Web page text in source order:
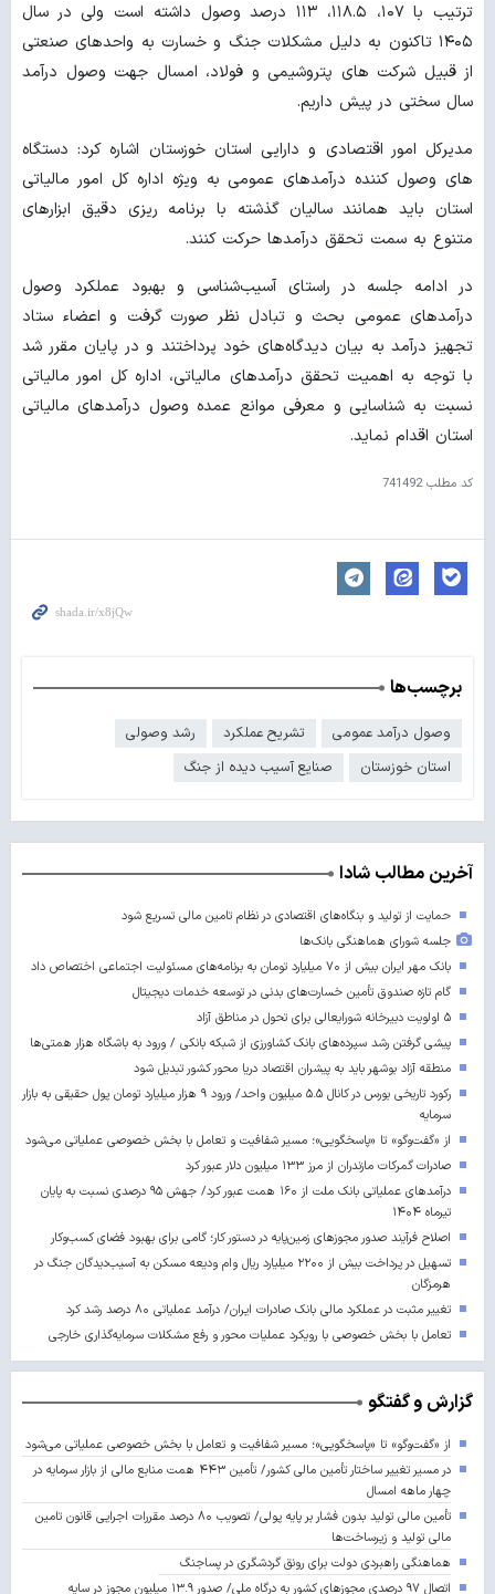
ترتیب با ۱۰۷، ۱۱۸.۵، ۱۱۳ درصد وصول داشته است ولی در سال
۱۴۰۵ تاکنون به دلیل مشکلات جنگ و خسارت به واحدهای صنعتی
از قبیل شرکت های پتروشیمی و فولاد، امسال جهت وصول درآمد
سال سختی در پیش داریم.
مدیرکل امور اقتصادی و دارایی استان خوزستان اشاره کرد: دستگاه
های وصول کننده درآمدهای عمومی به ویژه اداره کل امور مالیاتی
استان باید همانند سالیان گذشته با برنامه ریزی دقیق ابزارهای
متنوع به سمت تحقق درآمدها حرکت کنند.
در ادامه جلسه در راستای آسیب‌شناسی و بهبود عملکرد وصول
درآمدهای عمومی بحث و تبادل نظر صورت گرفت و اعضاء ستاد
تجهیز درآمد به بیان دیدگاه‌های خود پرداختند و در پایان مقرر شد
با توجه به اهمیت تحقق درآمدهای مالیاتی، اداره کل امور مالیاتی
نسبت به شناسایی و معرفی موانع عمده وصول درآمدهای مالیاتی
استان اقدام نماید.
کد مطلب741492
برچسب‌ها
وصول درآمد عمومی تشریح عملکرد
رشد وصولی
استان خوزستان
صنایع آسیب دیده از جنگ
آخرین مطالب شادا
حمایت از تولید و بنگاه‌های اقتصادی در نظام تامین مالی تسریع شود
جلسه شورای هماهنگی بانک‌ها
بانک مهر ایران بیش از ۷۰ میلیارد تومان به برنامه‌های مسئولیت اجتماعی اختصاص داد
گام تازه صندوق تأمین خسارت‌های بدنی در توسعه خدمات دیجیتال
۵ اولویت دبیرخانه شورایعالی برای تحول در مناطق آزاد
پیشی گرفتن رشد سپرده‌های بانک کشاورزی از شبکه بانکی / ورود به باشگاه هزار همتی‌ها
منطقه آزاد بوشهر باید به پیشران اقتصاد دریا محور کشور تبدیل شود
رکورد تاریخی بورس در کانال ۵.۵ میلیون واحد/ ورود ۹ هزار میلیارد تومان پول حقیقی به بازار
سرمایه
از «گفت‌وگو» تا «پاسخگویی»؛ مسیر شفافیت و تعامل با بخش خصوصی عملیاتی می‌شود
صادرات گمرکات مازندران از مرز ۱۳۳ میلیون دلار عبور کرد
درآمدهای عملیاتی بانک ملت از ۱۶۰ همت عبور کرد/ جهش ۹۵ درصدی نسبت به پایان
تیرماه ۱۴۰۴
اصلاح فرآیند صدور مجوزهای زمین‌پایه در دستور کار؛ گامی برای بهبود فضای کسب‌وکار
تسهیل در پرداخت بیش از ۲۲۰۰ میلیارد ریال وام ودیعه مسکن به آسیب‌دیدگان جنگ در
هرمزگان
تغییر مثبت در عملکرد مالی بانک صادرات ایران/ درآمد عملیاتی ۸۰ درصد رشد کرد
تعامل با بخش خصوصی با رویکرد عملیات محور و رفع مشکلات سرمایه‌گذاری خارجی
گزارش و گفتگو
از «گفت‌وگو» تا «پاسخگویی»؛ مسیر شفافیت و تعامل با بخش خصوصی عملیاتی می‌شود
در مسیر تغییر ساختار تأمین مالی کشور/ تأمین ۴۴۳ همت منابع مالی از بازار سرمایه در
چهار ماهه امسال
تأمین مالی تولید بدون فشار بر پایه پولی/ تصویب ۸۰ درصد مقررات اجرایی قانون تامین
مالی تولید و زیرساخت‌ها
هماهنگی راهبردی دولت برای رونق گردشگری در پساجنگ
اتصال ۹۷ درصدی مجوزهای کشور به درگاه ملی/ صدور ۱۳.۹ میلیون مجوز در سایه